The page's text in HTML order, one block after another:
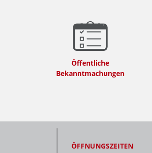
Öffentliche
Bekanntmachungen
ÖFFNUNGSZEITEN